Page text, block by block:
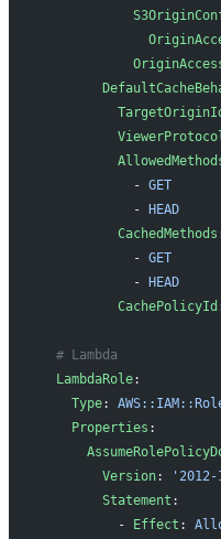
            -
GET
            -
HEAD
          CachedMethods
            -
GET
            -
HEAD
          CachePolicyId
  # Lambda
  LambdaRole
:
    Type
:
    Properties
:
        Version
:
'2012-
        Statement
:
          -
Effect :